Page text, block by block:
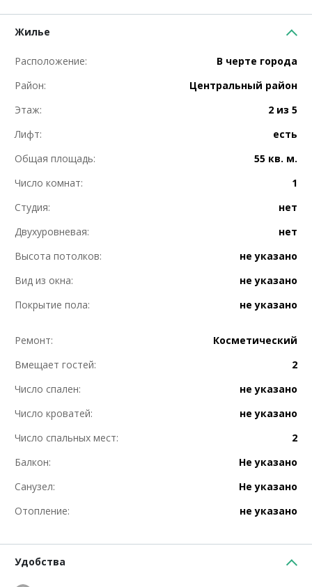
Жилье
Расположение:
В черте города
Район:
Центральный район
Этаж:
2 из 5
Лифт:
есть
Общая площадь:
55 кв. м.
Число комнат:
1
Студия:
нет
Двухуровневая:
нет
Высота потолков:
не указано
Вид из окна:
не указано
Покрытие пола:
не указано
Ремонт:
Косметический
Вмещает гостей:
2
Число спален:
не указано
Число кроватей:
не указано
Число спальных мест:
2
Балкон:
Не указано
Санузел:
Не указано
Отопление:
не указано
Удобства